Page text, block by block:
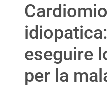
eseguire
per la